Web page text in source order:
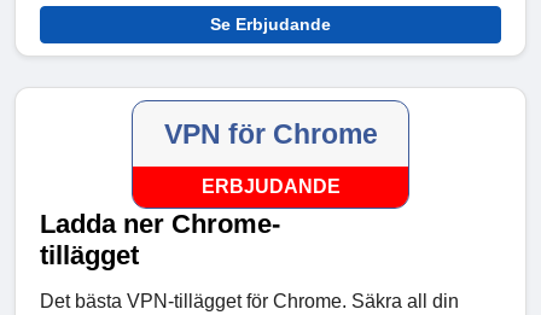
Se Erbjudande
VPN för Chrome
ERBJUDANDE
Ladda ner Chrome-
tillägget
Det bästa VPN-tillägget för Chrome. Säkra all din